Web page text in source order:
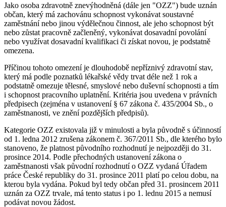
Jako osoba zdravotně znevýhodněná (dále jen "OZZ") bude uznán
občan, který má zachovánu schopnost vykonávat soustavné
zaměstnání nebo jinou výdělečnou činnost, ale jeho schopnost být
nebo zůstat pracovně začleněný, vykonávat dosavadní povolání
nebo využívat dosavadní kvalifikaci či získat novou, je podstatně
omezena.
Příčinou tohoto omezení je dlouhodobě nepříznivý zdravotní stav,
který má podle poznatků lékařské vědy trvat déle než 1 rok a
podstatně omezuje tělesné, smyslové nebo duševní schopnosti a tím
i schopnost pracovního uplatnění. Kritéria jsou uvedena v právních
předpisech (zejména v ustanovení § 67 zákona č. 435/2004 Sb., o
zaměstnanosti, ve znění pozdějších předpisů).
Kategorie OZZ existovala již v minulosti a byla původně s účinností
od 1. ledna 2012 zrušena zákonem č. 367/2011 Sb., dle kterého bylo
stanoveno, že platnost původního rozhodnutí je nejpozději do 31.
prosince 2014. Podle přechodných ustanovení zákona o
zaměstnanosti však původní rozhodnutí o OZZ vydaná Úřadem
práce České republiky do 31. prosince 2011 platí po celou dobu, na
kterou byla vydána. Pokud byl tedy občan před 31. prosincem 2011
uznán za OZZ trvale, má tento status i po 1. lednu 2015 a nemusí
podávat novou žádost.